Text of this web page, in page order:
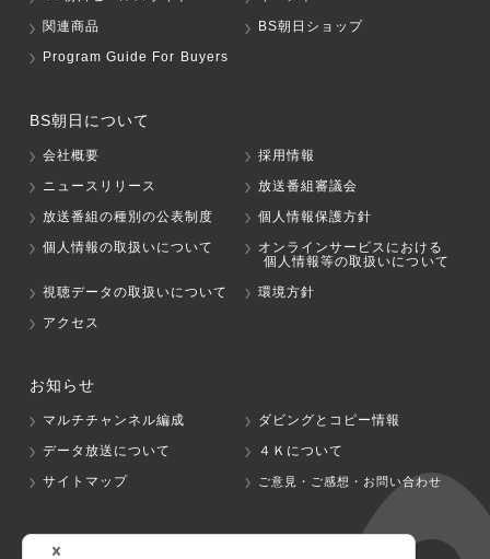
関連商品
BS朝日ショップ
Program Guide For Buyers
BS朝日について
会社概要
採用情報
ニュースリリース
放送番組審議会
放送番組の種別の公表制度
個人情報保護方針
個人情報の取扱いについて
オンラインサービスにおける
個人情報等の取扱いについて
視聴データの取扱いについて
環境方針
アクセス
お知らせ
マルチチャンネル編成
ダビングとコピー情報
データ放送について
４Ｋについて
サイトマップ
ご意見・ご感想・お問い合わせ
グループ会社